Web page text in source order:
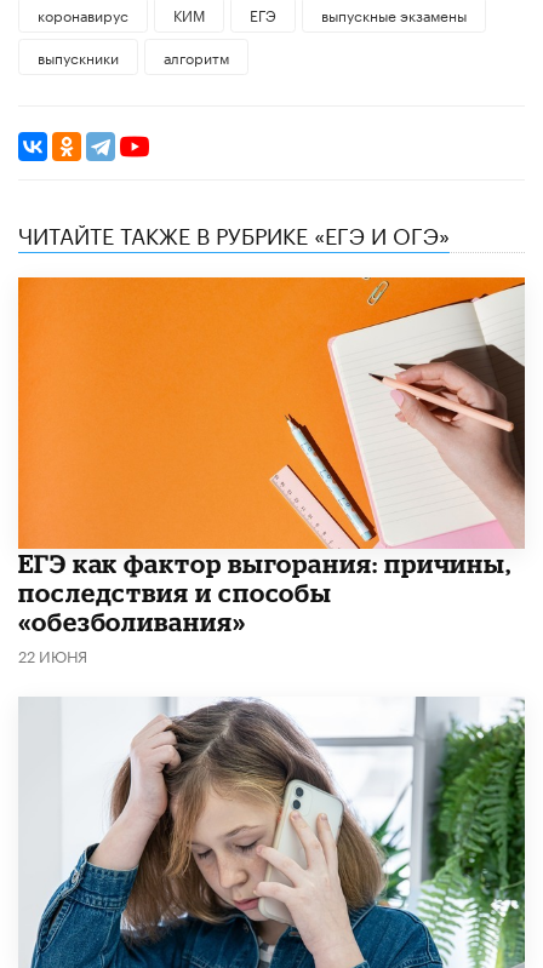
коронавирус
КИМ ЕГЭ
выпускные экзамены
выпускники
алгоритм
ЧИТАЙТЕ ТАКЖЕ В РУБРИКЕ «ЕГЭ И ОГЭ»
​ЕГЭ как фактор выгорания: причины,
последствия и способы
«обезболивания»
22 ИЮНЯ